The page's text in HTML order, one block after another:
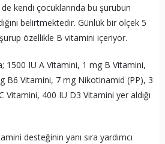
kendi çocuklarında bu şurubun
belirtmektedir. Günlük bir ölçek 5
özellikle B vitamini içeriyor.
1500 IU A Vitamini, 1 mg B Vitamini,
B6 Vitamini, 7 mg Nikotinamid (PP), 3
400 IU D3 Vitamini yer aldığı
desteğinin yanı sıra yardımcı